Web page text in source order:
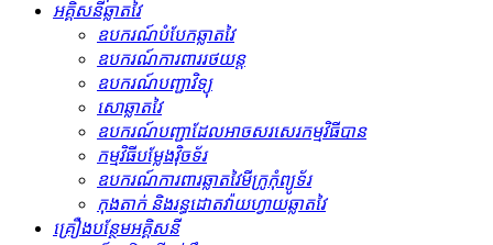
អគ្គិសនីឆ្លាតវៃ
ឧបករណ៍បំបែកឆ្លាតវៃ
ឧបករណ៍ការពាររថយន្ត
ឧបករណ៍បញ្ជាវិទ្យុ
សោឆ្លាតវៃ
ឧបករណ៍បញ្ជាដែលអាចសរសេរកម្មវិធីបាន
កម្មវិធីបម្លែងវ៉ិចទ័រ
ឧបករណ៍ការពារឆ្លាតវៃមីក្រូកុំព្យូទ័រ
កុងតាក់ និងរន្ធដោតវ៉ាយហ្វាយឆ្លាតវៃ
គ្រឿងបន្ថែមអគ្គិសនី